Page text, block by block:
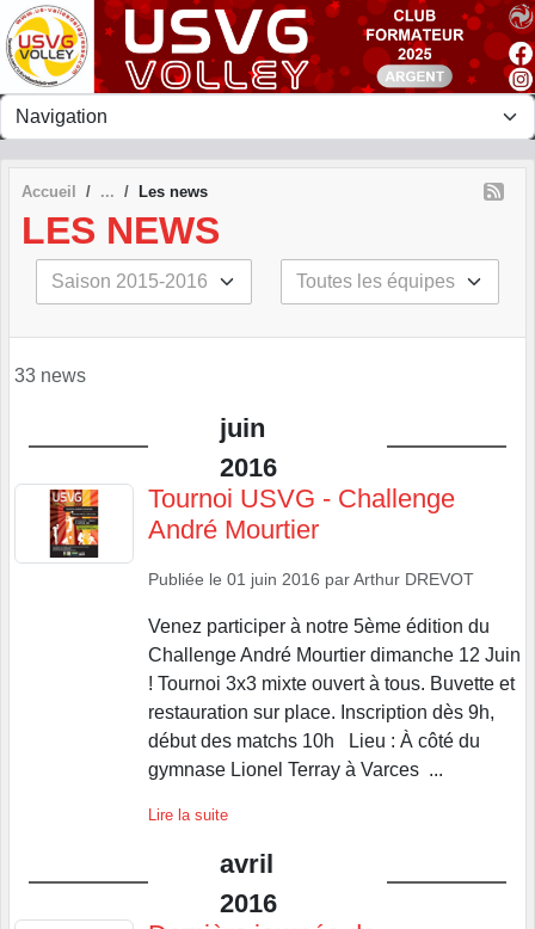
Accueil Les news
LES NEWS
33 news
juin
2016
Tournoi USVG - Challenge
André Mourtier
Publiée le 01 juin 2016 parArthur DREVOT
Venez participer à notre 5ème édition du
Challenge André Mourtier dimanche 12 Juin
! Tournoi 3x3 mixte ouvert à tous. Buvette et
restauration sur place. Inscription dès 9h,
début des matchs 10h Lieu : À côté du
gymnase Lionel Terray à Varces ...
Lire la suite
avril
2016
Panneau de gestion des cookies